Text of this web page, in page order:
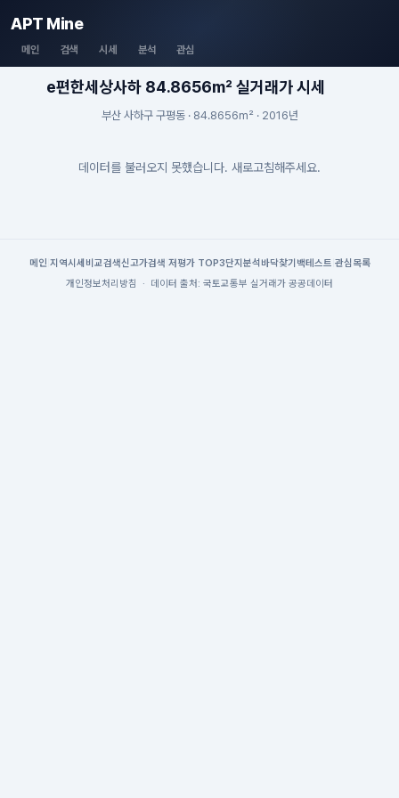
APT Mine
메인 검색 시세 분석 관심
e편한세상사하 84.8656m² 실거래가 시세
부산 사하구 구평동 · 84.8656m² · 2016년
데이터를 불러오지 못했습니다. 새로고침해주세요.
메인| 지역시세 비교검색신고가검색 저평가 TOP3단지분석 바닥찾기 백테스트 관심목록
개인정보처리방침
· 데이터 출처: 국토교통부 실거래가 공공데이터